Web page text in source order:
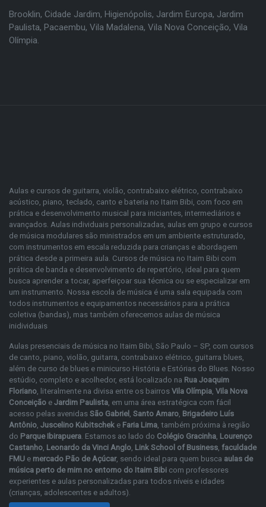
Brooklin, Cidade Jardim, Higienópolis, Jardim Europa, Jardim
Paulista, Pacaembu, Vila Madalena, Vila Nova Conceição, Vila
Olímpia.
Aulas e cursos de guitarra, violão, contrabaixo elétrico, contrabaixo
acústico, piano, teclado, canto e bateria no Itaim Bibi, com foco em
prática e desenvolvimento musical para iniciantes, intermediários e
avançados. Aulas individuais personalizadas, aulas em grupo e cursos
de música modulares são ministrados em um ambiente estruturado,
com instrumentos em escala reduzida para crianças e abordagem
prática desde a primeira aula. Cursos de música no Itaim Bibi com
prática de banda e desenvolvimento de repertório, ideal para quem
busca aprender a tocar, aperfeiçoar sua técnica ou se especializar em
um instrumento. Nossa escola de música é uma sala equipada com
todos instrumentos e equipamentos necessários para a prática
coletiva (bandas), mas também oferecemos aulas de música
inidividuais
Aulas presenciais de música no Itaim Bibi, São Paulo – SP, com cursos
de canto piano violão guitarra contrabaixo elétrico guitarra blues
além de curso de blues e minicurso História e Estórias do Blues . Nosso
estúdio, completo e acolhedor, está localizado na Rua Joaquim
Floriano , literalmente na divisa entre os bairros Vila Olímpia Vila Nova
Conceição e Jardim Paulista , em uma área estratégica com fácil
acesso pelas avenidas São Gabriel Santo Amaro Brigadeiro Luís
Antônio Juscelino Kubitschek e Faria Lima , também próxima à região
do Parque Ibirapuera . Estamos ao lado do Colégio Gracinha Lourenço
Castanho Leonardo da Vinci Anglo Link School of Business faculdade
FMU e mercado Pão de Açúcar, sendo ideal para quem busca aulas de
música perto de mim no entorno do Itaim Bibi com professores
experientes e aulas personalizadas para todos níveis e idades
(crianças, adolescentes e adultos).